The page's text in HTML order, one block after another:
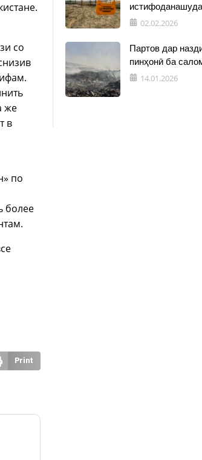
со
же
в
по
более
Print
истифоданашуда
02.02.2026
Партов дар
пинҳонӣ ба
14.01.2026